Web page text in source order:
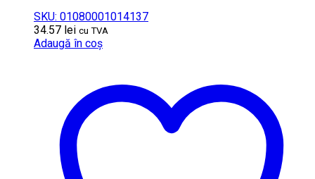
SKU: 01080001014137
34.57 lei cu TVA
Adaugă în coș